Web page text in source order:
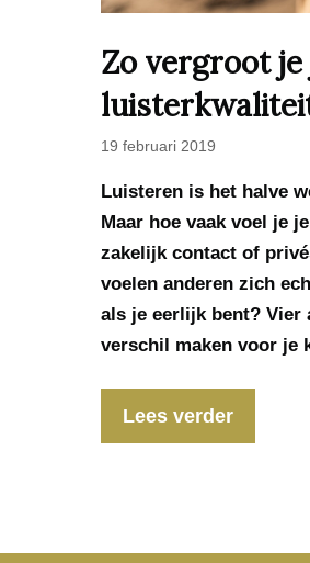
Zo vergroot je
19 februari 2019
Luisteren is het halve
Maar hoe vaak voel je
zakelijk contact of
voelen anderen zich
als je eerlijk bent? Vier
verschil maken voor je
Lees verder